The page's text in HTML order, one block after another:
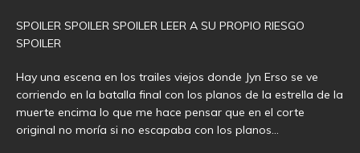
SPOILER SPOILER SPOILER LEER A SU PROPIO RIESGO
SPOILER
Hay una escena en los trailes viejos donde Jyn Erso se ve
corriendo en la batalla final con los planos de la estrella de la
muerte encima lo que me hace pensar que en el corte
original no moría si no escapaba con los planos…